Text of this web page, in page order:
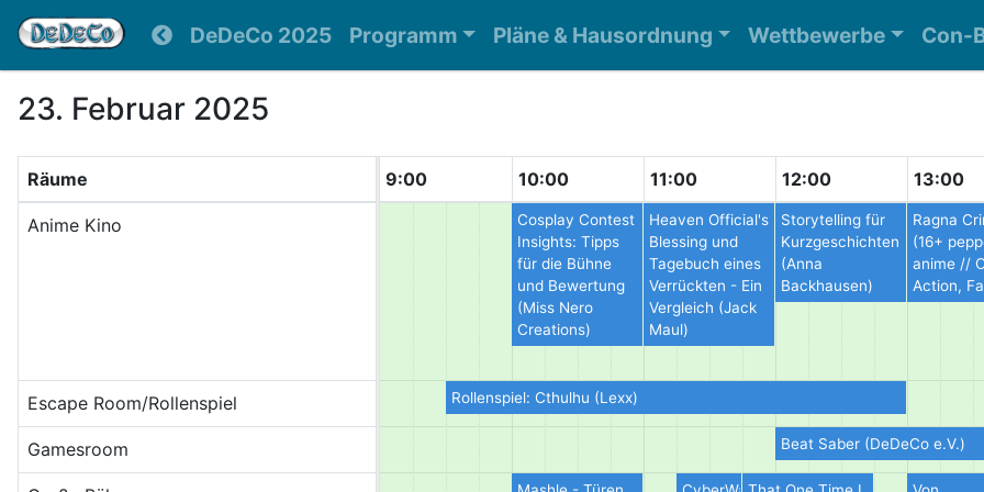
DeDeCo 2025 Programm Pläne & Hausordnung Wettbewerbe Con-
23. Februar 2025
Räume 9:00 10:00 11:00 12:00 13:00
Anime Kino
Escape Room/Rollenspiel
Gamesroom
Cosplay Contest
Insights: Tipps
für die Bühne
und Bewertung
(Miss Nero
Creations)
Heaven Official's
Blessing und
Tagebuch eines
Verrückten - Ein
Vergleich (Jack
Maul)
Storytelling für
Kurzgeschichten
(Anna
Backhausen)
Ragna
(16+
anime //
Action,
Rollenspiel: Cthulhu (Lexx)
Beat Saber (DeDeCo e.V.)